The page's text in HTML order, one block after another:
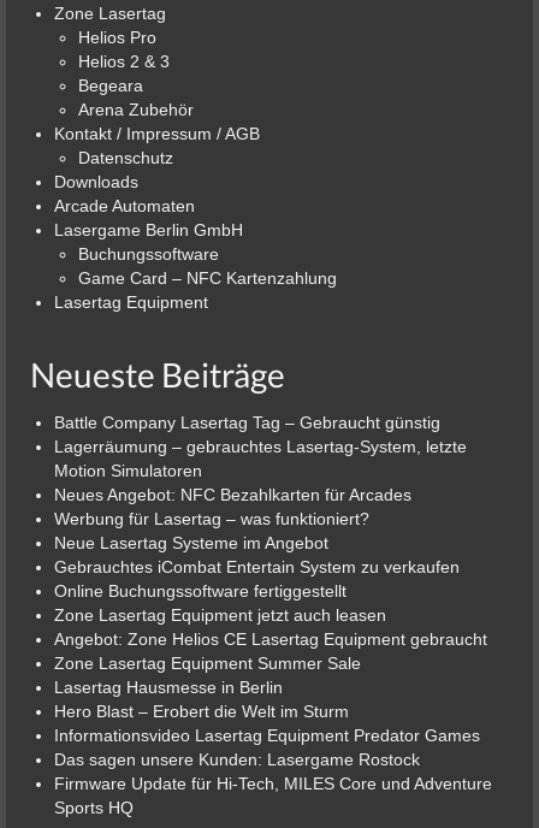
Zone Lasertag
Helios Pro
Helios 2 & 3
Begeara
Arena Zubehör
Kontakt / Impressum / AGB
Datenschutz
Downloads
Arcade Automaten
Lasergame Berlin GmbH
Buchungssoftware
Game Card – NFC Kartenzahlung
Lasertag Equipment
Neueste Beiträge
Battle Company Lasertag Tag – Gebraucht günstig
Lagerräumung – gebrauchtes Lasertag-System, letzte
Motion Simulatoren
Neues Angebot: NFC Bezahlkarten für Arcades
Werbung für Lasertag – was funktioniert?
Neue Lasertag Systeme im Angebot
Gebrauchtes iCombat Entertain System zu verkaufen
Online Buchungssoftware fertiggestellt
Zone Lasertag Equipment jetzt auch leasen
Angebot: Zone Helios CE Lasertag Equipment gebraucht
Zone Lasertag Equipment Summer Sale
Lasertag Hausmesse in Berlin
Hero Blast – Erobert die Welt im Sturm
Informationsvideo Lasertag Equipment Predator Games
Das sagen unsere Kunden: Lasergame Rostock
Firmware Update für Hi-Tech, MILES Core und Adventure
Sports HQ